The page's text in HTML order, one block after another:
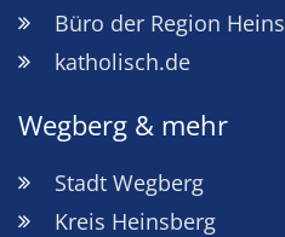
Büro der Region
katholisch.de
Wegberg & mehr
Stadt Wegberg
Kreis Heinsberg